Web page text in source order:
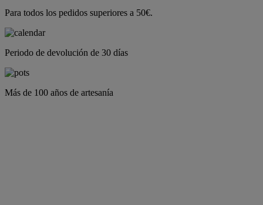
Para todos los pedidos superiores a 50€.
Periodo de devolución de 30 días
Más de 100 años de artesanía